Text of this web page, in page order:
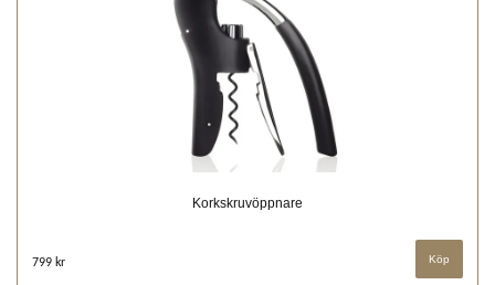
Korkskruvöppnare
799 kr